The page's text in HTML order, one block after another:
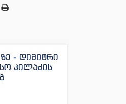
- დიმიტრი
კილაძის